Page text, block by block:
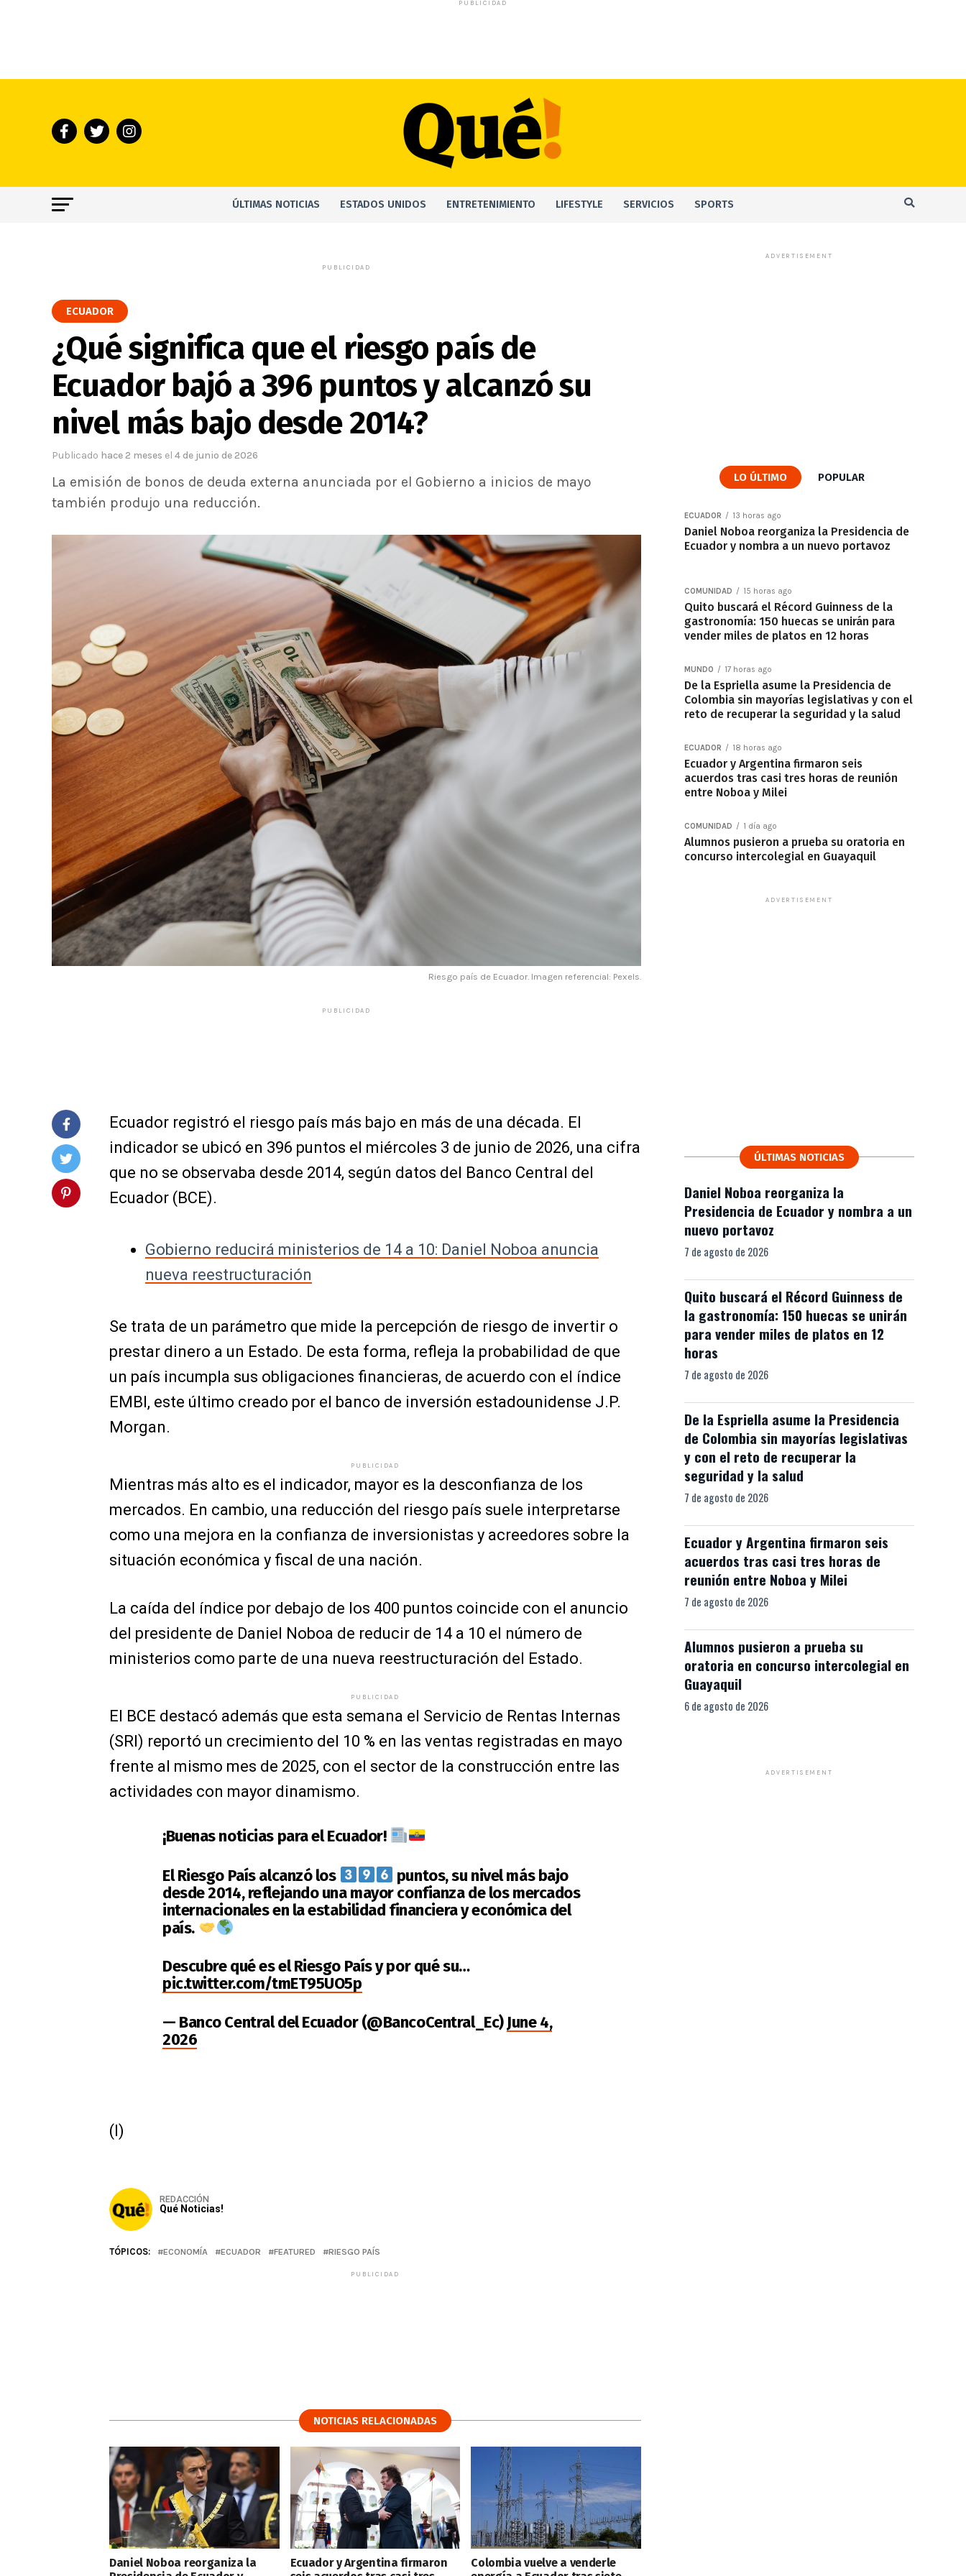
PUBLICIDAD
ÚLTIMAS NOTICIAS ESTADOS UNIDOS ENTRETENIMIENTO LIFESTYLE SERVICIOS SPORTS
PUBLICIDAD
ECUADOR
¿Qué significa que el riesgo país de
Ecuador bajó a 396 puntos y alcanzó su
nivel más bajo desde 2014?
Publicado hace 2 meses el 4 de junio de 2026
La emisión de bonos de deuda externa anunciada por el Gobierno a inicios de mayo
también produjo una reducción.
Riesgo país de Ecuador. Imagen referencial: Pexels.
PUBLICIDAD
Ecuador registró el riesgo país más bajo en más de una década. El
indicador se ubicó en 396 puntos el miércoles 3 de junio de 2026, una cifra
que no se observaba desde 2014, según datos del Banco Central del
Ecuador (BCE).
Gobierno reducirá ministerios de 14 a 10: Daniel Noboa anuncia
nueva reestructuración
Se trata de un parámetro que mide la percepción de riesgo de invertir o
prestar dinero a un Estado. De esta forma, refleja la probabilidad de que
un país incumpla sus obligaciones financieras, de acuerdo con el índice
EMBI, este último creado por el banco de inversión estadounidense J.P.
Morgan.
PUBLICIDAD
Mientras más alto es el indicador, mayor es la desconfianza de los
mercados. En cambio, una reducción del riesgo país suele interpretarse
como una mejora en la confianza de inversionistas y acreedores sobre la
situación económica y fiscal de una nación.
La caída del índice por debajo de los 400 puntos coincide con el anuncio
del presidente de Daniel Noboa de reducir de 14 a 10 el número de
ministerios como parte de una nueva reestructuración del Estado.
PUBLICIDAD
El BCE destacó además que esta semana el Servicio de Rentas Internas
(SRI) reportó un crecimiento del 10 % en las ventas registradas en mayo
frente al mismo mes de 2025, con el sector de la construcción entre las
actividades con mayor dinamismo.
¡Buenas noticias para el Ecuador!
El Riesgo País alcanzó los
puntos, su nivel más bajo
desde 2014, reflejando una mayor confianza de los mercados
internacionales en la estabilidad financiera y económica del
país.
Descubre qué es el Riesgo País y por qué su…
pic.twitter.com/tmET95UO5p
— Banco Central del Ecuador (@BancoCentral_Ec)June 4,
2026
(I)
REDACCIÓN
Qué Noticias!
TÓPICOS: ECONOMÍA ECUADOR FEATURED RIESGO PAÍS
PUBLICIDAD
NOTICIAS RELACIONADAS
Daniel Noboa reorganiza la
Ecuador y Argentina firmaron
Colombia vuelve a venderle
ADVERTISEMENT
LO ÚLTIMO POPULAR
ECUADOR 13 horas ago
Daniel Noboa reorganiza la Presidencia de
Ecuador y nombra a un nuevo portavoz
COMUNIDAD 15 horas ago
Quito buscará el Récord Guinness de la
gastronomía: 150 huecas se unirán para
vender miles de platos en 12 horas
MUNDO 17 horas ago
De la Espriella asume la Presidencia de
Colombia sin mayorías legislativas y con el
reto de recuperar la seguridad y la salud
ECUADOR 18 horas ago
Ecuador y Argentina firmaron seis
acuerdos tras casi tres horas de reunión
entre Noboa y Milei
COMUNIDAD 1 día ago
Alumnos pusieron a prueba su oratoria en
concurso intercolegial en Guayaquil
ADVERTISEMENT
ÚLTIMAS NOTICIAS
Daniel Noboa reorganiza la
Presidencia de Ecuador y nombra a un
nuevo portavoz
7 de agosto de 2026
Quito buscará el Récord Guinness de
la gastronomía: 150 huecas se unirán
para vender miles de platos en 12
horas
7 de agosto de 2026
De la Espriella asume la Presidencia
de Colombia sin mayorías legislativas
y con el reto de recuperar la
seguridad y la salud
7 de agosto de 2026
Ecuador y Argentina firmaron seis
acuerdos tras casi tres horas de
reunión entre Noboa y Milei
7 de agosto de 2026
Alumnos pusieron a prueba su
oratoria en concurso intercolegial en
Guayaquil
6 de agosto de 2026
ADVERTISEMENT